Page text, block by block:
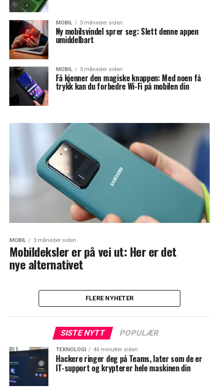
MOBIL 3 måneder siden
Ny mobilsvindel sprer seg: Slett denne appen
umiddelbart
MOBIL 3 måneder siden
Få kjenner den magiske knappen: Med noen få
trykk kan du forbedre Wi-Fi på mobilen din
MOBIL 3 måneder siden
Mobildeksler er på vei ut: Her er det
nye alternativet
FLERE NYHETER
SISTE NYTT POPULÆR
TEKNOLOGI 46 minutter siden
Hackere ringer deg på Teams, later som de er
IT-support og krypterer hele maskinen din